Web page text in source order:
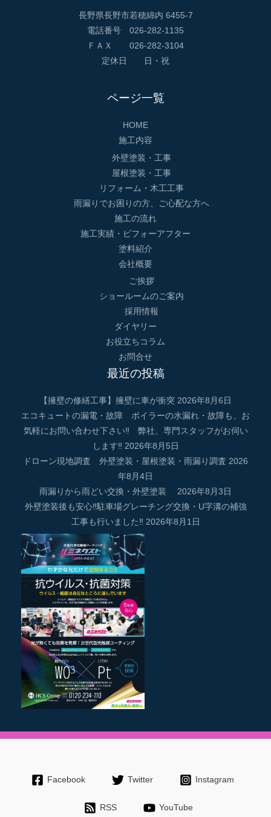
長野県長野市若穂綿内 6455-7
電話番号 026-282-1135
ＦＡＸ 026-282-3104
定休日 日・祝
ページ一覧
HOME
施工内容
外壁塗装・工事
屋根塗装・工事
リフォーム・木工工事
雨漏りでお困りの方、ご心配な方へ
施工の流れ
施工実績・ビフォーアフター
塗料紹介
会社概要
ご挨拶
ショールームのご案内
採用情報
ダイヤリー
お役立ちコラム
お問合せ
最近の投稿
【擁壁の修繕工事】擁壁に車が衝突 2026年8月6日
エコキュートの漏電・故障 ボイラーの水漏れ・故障も、お
気軽にお問い合わせ下さい‼ 弊社、専門スタッフがお伺い
します‼ 2026年8月5日
ドローン現地調査 外壁塗装・屋根塗装・雨漏り調査 2026
年8月4日
雨漏りから雨どい交換・外壁塗装
2026年8月3日
外壁塗装後も安心‼駐車場グレーチング交換・U字溝の補強
工事も行いました‼ 2026年8月1日
Facebook Twitter Instagram
RSS YouTube